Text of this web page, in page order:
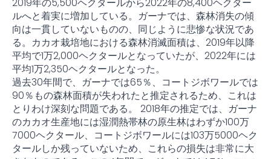
ルへと着実に増加している。ガーナでは、森林消失の傾
向は一貫していないものの、同じように悲惨な状況であ
る。カカオ栽培地における森林消滅面積は、2019年以降
平均で1万2,000ヘクタールとなっていたが、2022年には
平均1万2,350ヘクタールとなった。
過去30年間で、ガーナでは65％、コートジボワールでは
90％もの森林面積が失われたと推定されるため、これは
とりわけ深刻な問題である。 2018年の推定では、ガーナ
のカカオ生産地には湿潤熱帯林の原生林はわずか100万
7000ヘクタール、コートジボワールには103万5000ヘク
タールしか残っていないため、これらの損失は非常に大